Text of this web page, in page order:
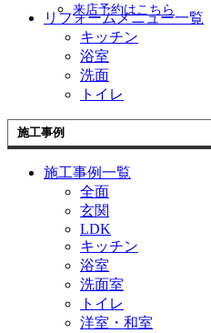
ー
展
来店予約はこちら
リフォームメニュー一覧
キッチン
浴室
洗面
トイレ
施工事例
施工事例一覧
全面
玄関
LDK
キッチン
浴室
洗面室
トイレ
洋室・和室